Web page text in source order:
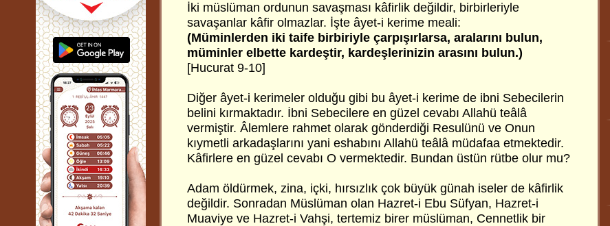
İki müslüman ordunun savaşması kâfirlik değildir, birbirleriyle
savaşanlar kâfir olmazlar. İşte âyet-i kerime meali:
(Müminlerden iki taife birbiriyle çarpışırlarsa, aralarını bulun,
müminler elbette kardeştir, kardeşlerinizin arasını bulun.)
[Hucurat 9-10]
Diğer âyet-i kerimeler olduğu gibi bu âyet-i kerime de ibni Sebecilerin
belini kırmaktadır. İbni Sebecilere en güzel cevabı Allahü teâlâ
vermiştir. Âlemlere rahmet olarak gönderdiği Resulünü ve Onun
kıymetli arkadaşlarını yani eshabını Allahü teâlâ müdafaa etmektedir.
Kâfirlere en güzel cevabı O vermektedir. Bundan üstün rütbe olur mu?
Adam öldürmek, zina, içki, hırsızlık çok büyük günah iseler de kâfirlik
değildir. Sonradan Müslüman olan Hazret-i Ebu Süfyan, Hazret-i
Muaviye ve Hazret-i Vahşi, tertemiz birer müslüman, Cennetlik bir